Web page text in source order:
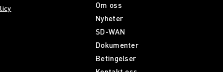
Om oss
Nyheter
SD-WAN
Dokumenter
Betingelser